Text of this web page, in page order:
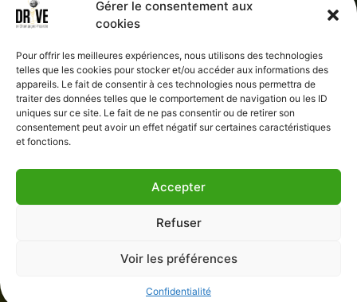
Gérer le consentement aux
cookies
Pour offrir les meilleures expériences, nous utilisons des technologies
telles que les cookies pour stocker et/ou accéder aux informations des
appareils. Le fait de consentir à ces technologies nous permettra de
traiter des données telles que le comportement de navigation ou les ID
uniques sur ce site. Le fait de ne pas consentir ou de retirer son
consentement peut avoir un effet négatif sur certaines caractéristiques
et fonctions.
Accepter
Refuser
Voir les préférences
Confidentialité
Vie pratique
Nous contacter
e-Progest- 2023
Administration